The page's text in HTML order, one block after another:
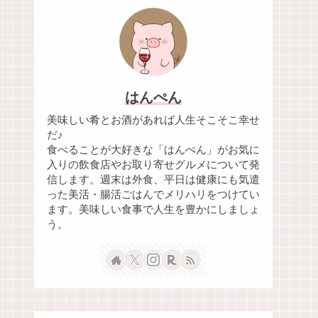
はんぺん
美味しい肴とお酒があれば人生そこそこ幸せ
だ♪
食べることが大好きな「はんぺん」がお気に
入りの飲食店やお取り寄せグルメについて発
信します。週末は外食、平日は健康にも気遣
った美活・腸活ごはんでメリハリをつけてい
ます。美味しい食事で人生を豊かにしましょ
う。